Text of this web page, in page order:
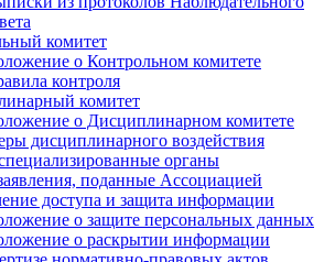
комитет
о Контрольном комитете
контроля
комитет
о Дисциплинарном комитете
дисциплинарного воздействия
органы
поданные Ассоциацией
доступа и защита информации
о защите персональных данных
о раскрытии информации